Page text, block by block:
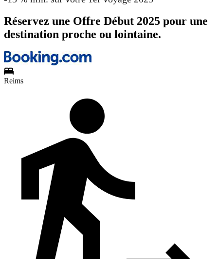
Réservez une Offre Début 2025 pour une
destination proche ou lointaine.
Reims